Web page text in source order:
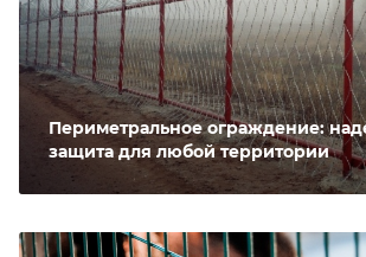
Периметральное ограждение:
защита для любой территории